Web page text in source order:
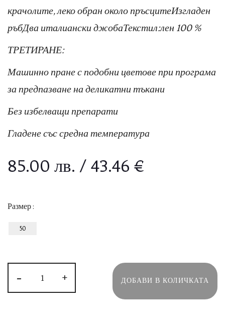
крачолите, леко обран около пръсцитеИзгладен
ръбДва италиански джобаТекстил:лен 100 %
ТРЕТИРАНЕ:
Машинно пране с подобни цветове при програма
за предпазване на деликатни тъкани
Без избелващи препарати
Гладене със средна температура
85.00 лв. / 43.46 €
Размер :
50
- + ДОБАВИ В КОЛИЧКАТА